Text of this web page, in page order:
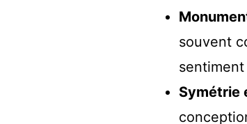
souvent
sentiment
Symétrie